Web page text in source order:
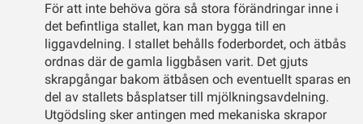
För att inte behöva göra så stora förändringar inne i
det befintliga stallet, kan man bygga till en
liggavdelning. I stallet behålls foderbordet, och ätbås
ordnas där de gamla liggbåsen varit. Det gjuts
skrapgångar bakom ätbåsen och eventuellt sparas en
del av stallets båsplatser till mjölkningsavdelning.
Utgödsling sker antingen med mekaniska skrapor